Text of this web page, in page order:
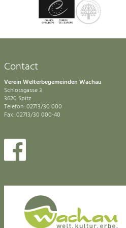
Contact
Verein Welterbegemeinden Wachau
Schlossgasse 3
3620 Spitz
Telefon: 02713/30 000
Fax: 02713/30 000-40